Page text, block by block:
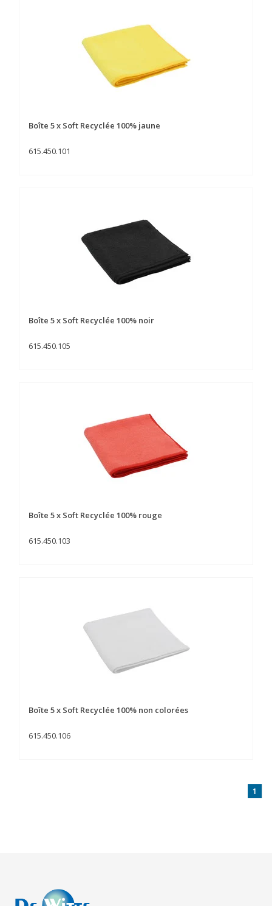
Boîte 5 x Soft Recyclée 100% jaune
615.450.101
Boîte 5 x Soft Recyclée 100% noir
615.450.105
Boîte 5 x Soft Recyclée 100% rouge
615.450.103
Boîte 5 x Soft Recyclée 100% non colorées
615.450.106
1